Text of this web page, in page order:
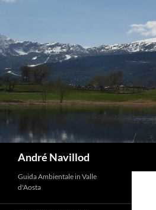
contenuto
André Navillod
Guida Ambientale in Valle
d'Aosta